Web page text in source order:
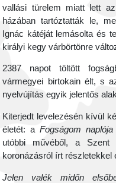
vallási türelem miatt lett
házában tartóztatták le,
Ignác kátéját lemásolta és
királyi kegy várbörtönre
2387 napot töltött
vármegyei birtokain élt, s
nyelvújítás egyik jelentős
Kiterjedt levelezésén kívül
életét: aFogságom naplója
utóbbi művéből, a
koronázásról írt részletekkel
Jelen valék midőn